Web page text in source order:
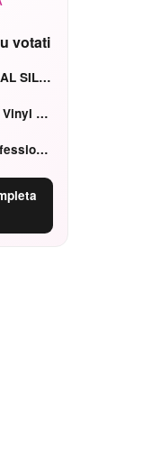
votati
MAC M·A·CXIMAL SILKY MATTE Red Rock mat
Deborah Super Vinyl Shake Rosa Ciliegia
Hourglass Confession Ricaricabile Ultra Preciso Ad Alta Intensità Secretly Classic Red